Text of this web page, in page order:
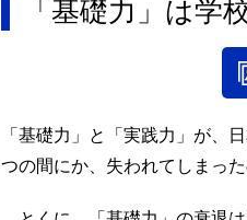
「基礎力」は学
「基礎力」と「実践力」が、
つの間にか、失われてしまっ